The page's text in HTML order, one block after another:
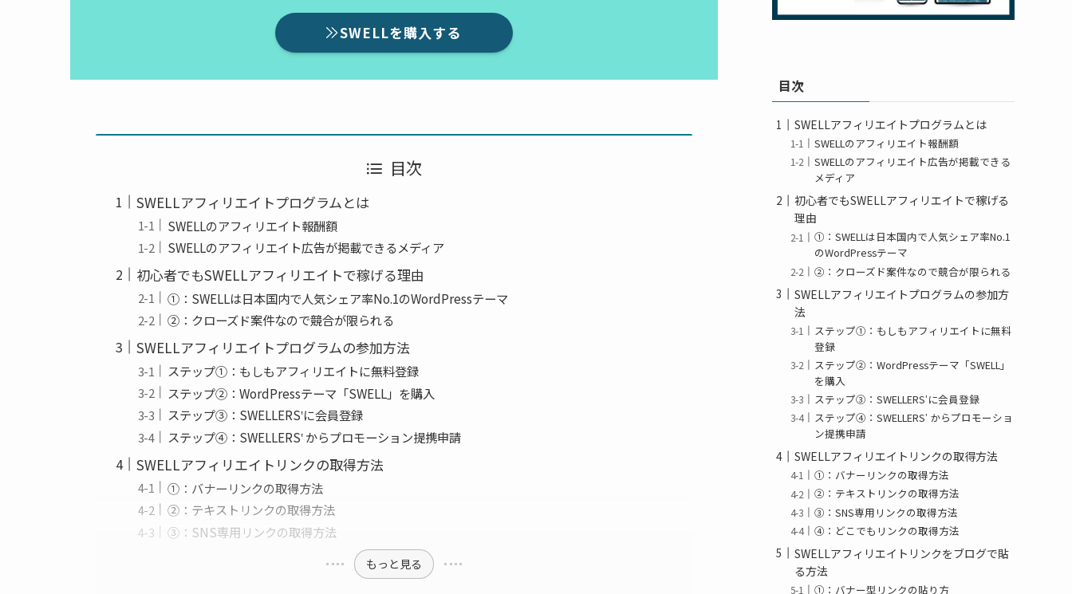
SWELLを購入する
目次
SWELLアフィリエイトプログラムとは
SWELLのアフィリエイト報酬額
SWELLのアフィリエイト広告が掲載できるメディア
初心者でもSWELLアフィリエイトで稼げる理由
①：SWELLは日本国内で人気シェア率No.1のWordPressテーマ
②：クローズド案件なので競合が限られる
SWELLアフィリエイトプログラムの参加方法
ステップ①：もしもアフィリエイトに無料登録
ステップ②：WordPressテーマ「SWELL」を購入
ステップ③：SWELLERS‛に会員登録
ステップ④：SWELLERS‛ からプロモーション提携申請
SWELLアフィリエイトリンクの取得方法
①：バナーリンクの取得方法
②：テキストリンクの取得方法
③：SNS専用リンクの取得方法
もっと見る
目次
SWELLアフィリエイトプログラムとは
SWELLのアフィリエイト報酬額
SWELLのアフィリエイト広告が掲載できる
メディア
初心者でもSWELLアフィリエイトで稼げる
理由
①：SWELLは日本国内で人気シェア率No.1
のWordPressテーマ
②：クローズド案件なので競合が限られる
SWELLアフィリエイトプログラムの参加方
法
ステップ①：もしもアフィリエイトに無料
登録
ステップ②：WordPressテーマ「SWELL」
を購入
ステップ③：SWELLERS‛に会員登録
ステップ④：SWELLERS‛ からプロモーショ
ン提携申請
SWELLアフィリエイトリンクの取得方法
①：バナーリンクの取得方法
②：テキストリンクの取得方法
③：SNS専用リンクの取得方法
④：どこでもリンクの取得方法
SWELLアフィリエイトリンクをブログで貼
る方法
①：バナー型リンクの貼り方